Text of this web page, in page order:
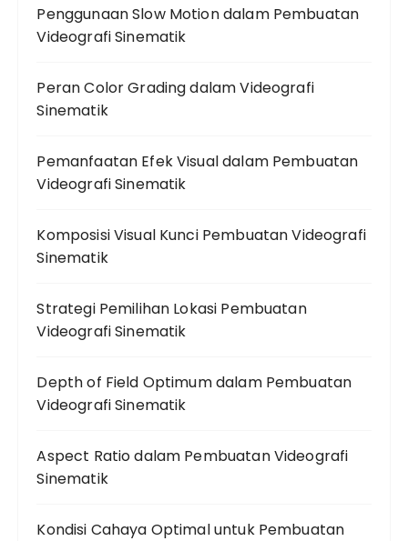
Penggunaan Slow Motion dalam Pembuatan
Videografi Sinematik
Peran Color Grading dalam Videografi
Sinematik
Pemanfaatan Efek Visual dalam Pembuatan
Videografi Sinematik
Komposisi Visual Kunci Pembuatan Videografi
Sinematik
Strategi Pemilihan Lokasi Pembuatan
Videografi Sinematik
Depth of Field Optimum dalam Pembuatan
Videografi Sinematik
Aspect Ratio dalam Pembuatan Videografi
Sinematik
Kondisi Cahaya Optimal untuk Pembuatan